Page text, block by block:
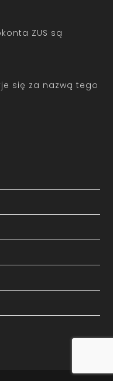
ZUS są
się za nazwą tego